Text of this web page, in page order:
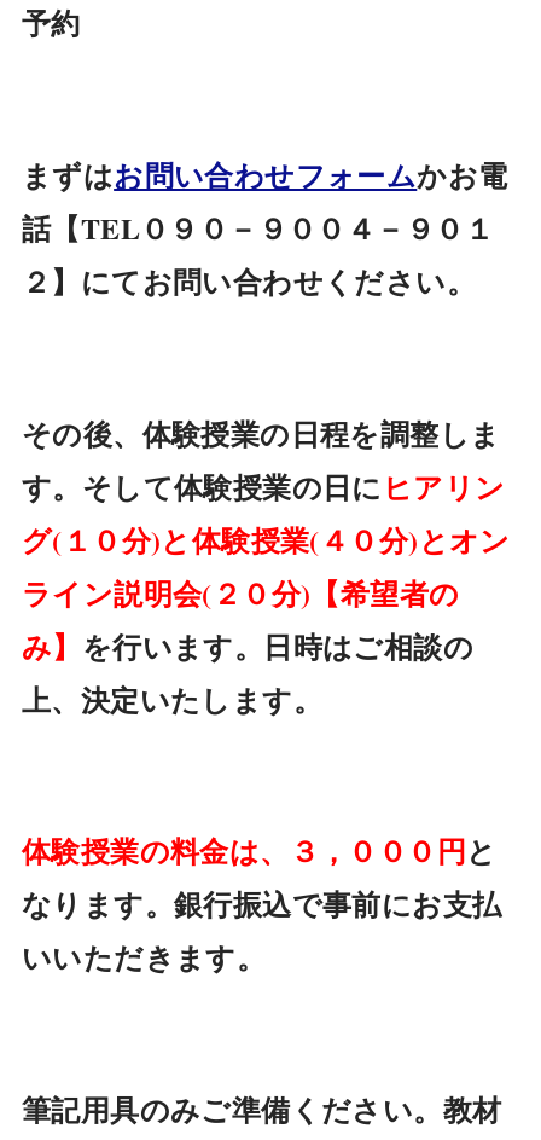
予約
まずはお問い合わせフォームかお電
話【TEL０９０－９００４－９０１
２ 】にてお問い合わせください。
その後、体験授業の日程を調整しま
す。そして体験授業の日に ヒアリン
グ(１０分)と体験授業(４０分)とオン
ライン説明会(２０分)【希望者の
み】 を行います。 日時はご相談の
上、決定いたします。
体験授業の料金は、３，０００円と
なります。銀行振込で事前にお支払
いいただきます。
筆記用具のみご準備ください。 教材